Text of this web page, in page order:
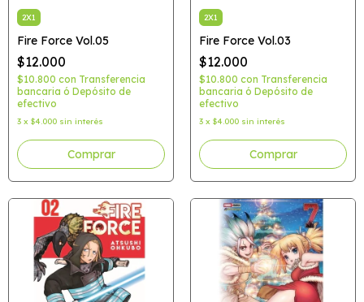
2X1
Fire Force Vol.05
$12.000
$10.800 con Transferencia
bancaria ó Depósito de
efectivo
3 x $4.000 sin interés
2X1
Fire Force Vol.03
$12.000
$10.800 con Transferencia
bancaria ó Depósito de
efectivo
3 x $4.000 sin interés